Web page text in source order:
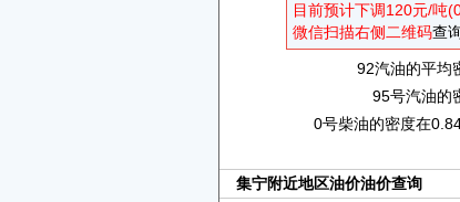
目前预计下调120元/吨
微信扫描右侧二维码查
92汽油的平均
95号汽油的
0号柴油的密度在
集宁附近地区油价油价查询